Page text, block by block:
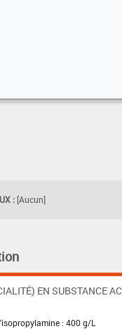
: [Aucun]
EN SUBSTANCE
: 400 g/L